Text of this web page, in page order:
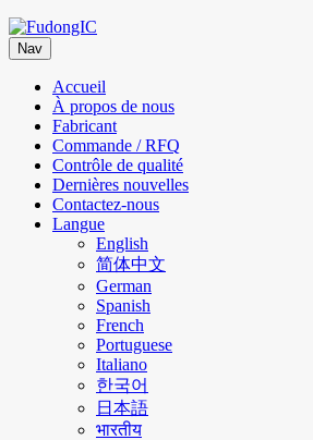
Nav
Accueil
À propos de nous
Fabricant
Commande / RFQ
Contrôle de qualité
Dernières nouvelles
Contactez-nous
Langue
English
简体中文
German
Spanish
French
Portuguese
Italiano
한국어
日本語
भारतीय